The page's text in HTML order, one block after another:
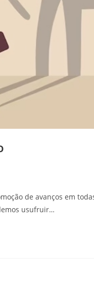
de avanços em
usufruir…